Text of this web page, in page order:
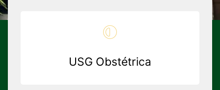
USG Obstétrica